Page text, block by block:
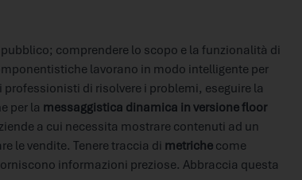
comprendere lo scopo e la funzionalità di
lavorano in modo intelligente per
di risolvere i problemi, eseguire la
per la messaggistica dinamica in versione floor
a cui necessita mostrare contenuti ad un
le vendite. Tenere traccia di metrichecome
informazioni preziose. Abbraccia questa